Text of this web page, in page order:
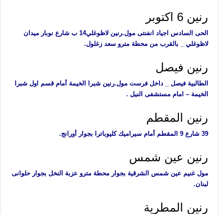
رنين 6 اكتوبر
الحى السادس اجياد انفنتى مول.رنين لاظوغلي14 ب شارع نوبار ميدان
لاظوغلي _ بالقرب من محطة مترو سعد زغلول.
رنين فيصل
الطالبية فيصل _ داخل فرست مول.رنين شبرا الخيمة أمام قسم اول شبرا
الخيمة – امام مستشفى النيل .
رنين المقطم
39 شارع 9 المقطم أمام سيراميك كليوباترا بجوار أورانج.
رنين عين شمس
مول غنيم عين شمس الشرقية بجوار محطة مترو عزبة النخل بجوار حلوانى
لبنان.
رنين المطرية